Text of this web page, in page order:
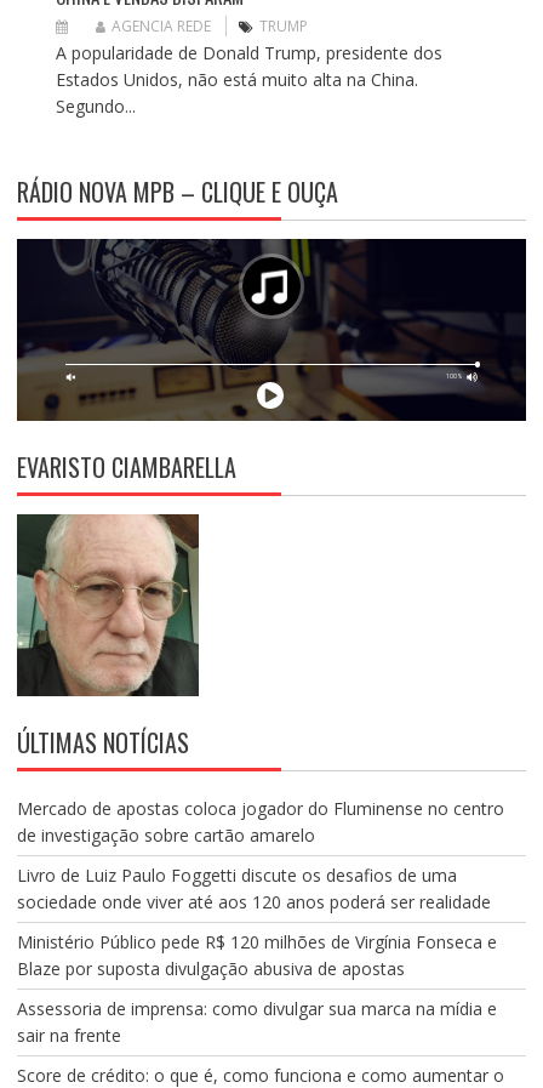
AGENCIA REDE TRUMP
A popularidade de Donald Trump, presidente dos
Estados Unidos, não está muito alta na China.
Segundo...
RÁDIO NOVA MPB – CLIQUE E OUÇA
EVARISTO CIAMBARELLA
ÚLTIMAS NOTÍCIAS
Mercado de apostas coloca jogador do Fluminense no centro
de investigação sobre cartão amarelo
Livro de Luiz Paulo Foggetti discute os desafios de uma
sociedade onde viver até aos 120 anos poderá ser realidade
Ministério Público pede R$ 120 milhões de Virgínia Fonseca e
Blaze por suposta divulgação abusiva de apostas
Assessoria de imprensa: como divulgar sua marca na mídia e
sair na frente
Score de crédito: o que é, como funciona e como aumentar o